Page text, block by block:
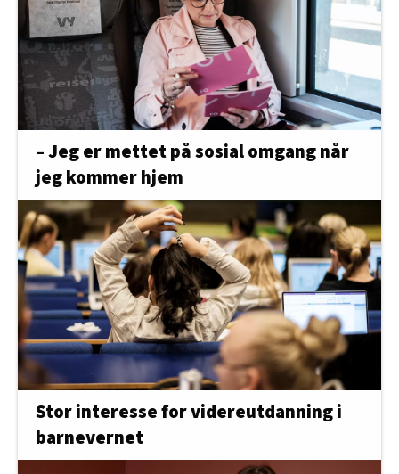
– Jeg er mettet på sosial omgang når
jeg kommer hjem
Stor interesse for videreutdanning i
barnevernet